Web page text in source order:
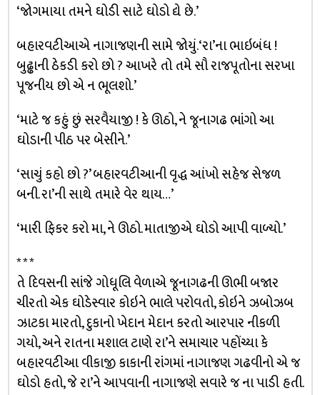
‘જોગમાયા તમને ઘોડી સાટે ઘોડો દ્યે છે.’
બહારવટીઆએ નાગાજણની સામે જોયું. ‘રા’ના ભાઇબંધ !
બુઢ્ઢાની ઠેકડી કરો છો ? આખરે તો તમે સૌ રાજપૂતોના સરખા
પૂજનીય છો એ ન ભૂલશો.’
‘માટે જ કહું છું સરવૈયાજી ! કે ઊઠો, ને જૂનાગઢ ભાંગો આ
ઘોડાની પીઠ પર બેસીને.’
‘સાચું કહો છો ?’ બહારવટીઆની વૃદ્ધ આંખો સહેજ સેજળ
બની. રા’ની સાથે તમારે વેર થાય…’
‘મારી ફિકર કરો મા, ને ઊઠો. માતાજીએ ઘોડો આપી વાળ્યો.’
* * *
તે દિવસની સાંજે ગોધૂલિ વેળાએ જૂનાગઢની ઊભી બજાર
ચીરતો એક ઘોડેસ્વાર કોઇને ભાલે પરોવતો, કોઇને ઝબોઝબ
ઝાટકા મારતો, દુકાનો ખેદાન મેદાન કરતો આરપાર નીકળી
ગયો, અને રાતના મશાલ ટાણે રા’ને સમાચાર પહોંચ્યા કે
બહારવટીઆ વીકાજી કાકાની રાંગમાં નાગાજણ ગઢવીનો એ જ
ઘોડો હતો, જે રા’ને આપવાની નાગાજણે સવારે જ ના પાડી હતી.